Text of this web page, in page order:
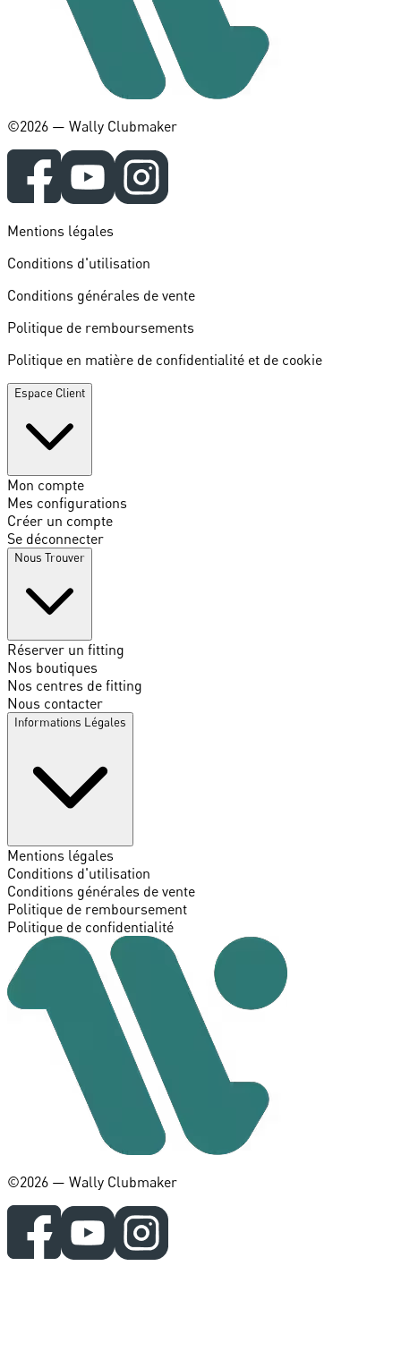
©️2026 — Wally Clubmaker
Mentions légales
Conditions d'utilisation
Conditions générales de vente
Politique de remboursements
Politique en matière de confidentialité et de cookie
Espace Client
Mon compte
Mes configurations
Créer un compte
Se déconnecter
Nous Trouver
Réserver un fitting
Nos boutiques
Nos centres de fitting
Nous contacter
Informations Légales
Mentions légales
Conditions d'utilisation
Conditions générales de vente
Politique de remboursement
Politique de confidentialité
©️2026 — Wally Clubmaker